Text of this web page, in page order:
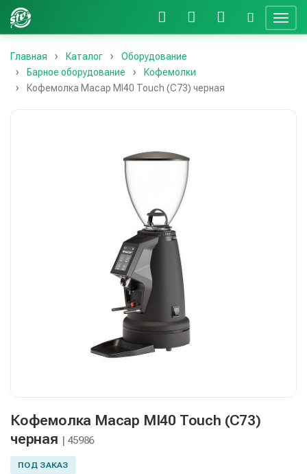
Главная Каталог
Оборудование
Барное оборудование
Кофемолки
Кофемолка Macap MI40 Touch (C73) черная
Кофемолка Macap MI40 Touch (C73)
черная | 45986
ПОД ЗАКАЗ